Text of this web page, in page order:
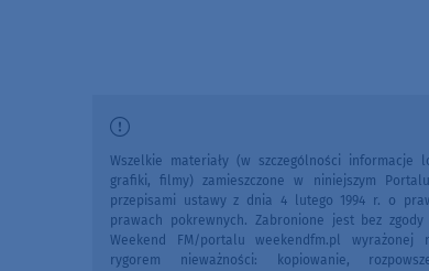
Wszelkie materiały (w szczególności informacje
grafiki, filmy) zamieszczone w niniejszym
przepisami ustawy z dnia 4 lutego 1994 r. o
prawach pokrewnych. Zabronione jest bez zgody
Weekend FM/portalu weekendfm.pl wyrażonej
rygorem nieważności: kopiowanie,